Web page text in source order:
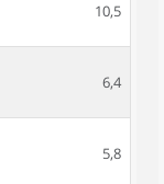
10,5
6,4
5,8